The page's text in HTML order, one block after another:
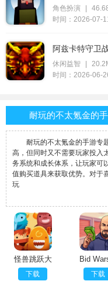
角色扮演
时间：2026-07-
阿兹卡特守卫
休闲益智
时间：2026-06-
耐玩的不太氪金的
耐玩的不太氪金的手游专
高，但同时又不需要玩家投入
务系统和成长体系，让玩家可
值购买道具来获取优势。对于
玩
怪兽跳跃大
冒险
下载
Bid
下载